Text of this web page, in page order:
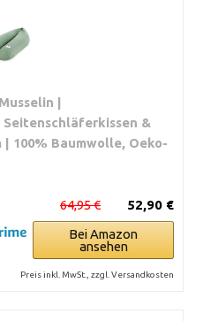
|
&
100% Baumwolle, Oeko-
52,90 €
64,95 €
Bei Amazon
ansehen
Preis inkl. MwSt., zzgl. Versandkosten